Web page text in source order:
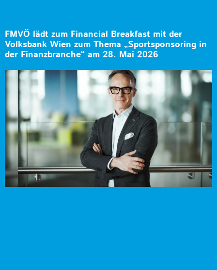
FMVÖ lädt zum Financial Breakfast mit der
Volksbank Wien zum Thema „Sportsponsoring in
der Finanzbranche“ am 28. Mai 2026